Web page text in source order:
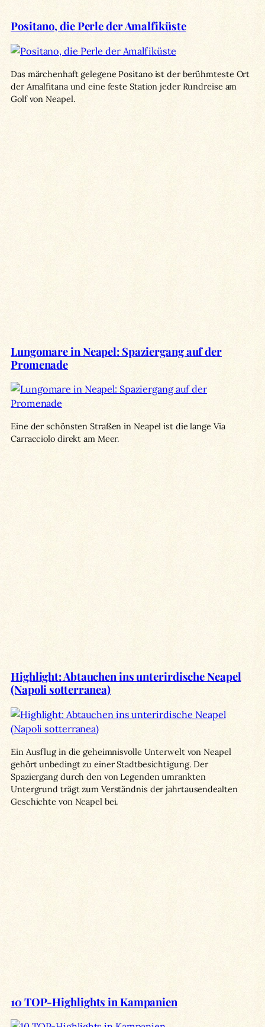
Positano, die Perle der Amalfiküste
Das märchenhaft gelegene Positano ist der berühmteste Ort
der Amalfitana und eine feste Station jeder Rundreise am
Golf von Neapel.
Lungomare in Neapel: Spaziergang auf der
Promenade
Eine der schönsten Straßen in Neapel ist die lange Via
Carracciolo direkt am Meer.
Highlight: Abtauchen ins unterirdische Neapel
(Napoli sotterranea)
Ein Ausflug in die geheimnisvolle Unterwelt von Neapel
gehört unbedingt zu einer Stadtbesichtigung. Der
Spaziergang durch den von Legenden umrankten
Untergrund trägt zum Verständnis der jahrtausendealten
Geschichte von Neapel bei.
10 TOP-Highlights in Kampanien